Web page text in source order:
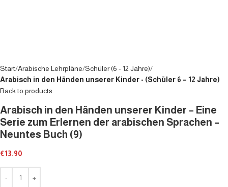
Start Arabische Lehrpläne Schüler (6 - 12 Jahre)
Arabisch in den Händen unserer Kinder - (Schüler 6 – 12 Jahre)
Back to products
Arabisch in den Händen unserer Kinder – Eine
Serie zum Erlernen der arabischen Sprachen –
Neuntes Buch (9)
€13.90